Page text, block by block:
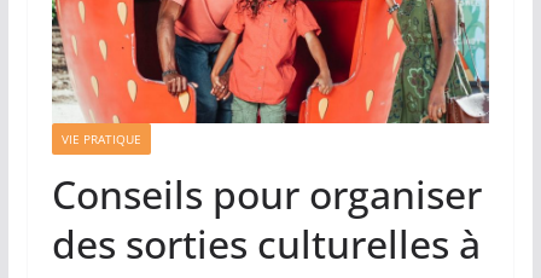
VIE PRATIQUE
Conseils pour organiser
des sorties culturelles à